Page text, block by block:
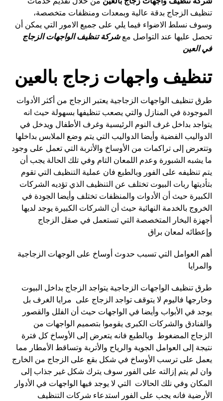
تنظيف الزجاج بدقة عالية وبمعدات ومنظفات متخصصة،
وسوف نسلط الاضواء فيما يلي على جميع الامور التي يمكن أن
تحصل عليها عند التواصل معشركة تنظيف الواجهات الزجاج
في العين
تنظيف واجهات زجاج بالعين
طرق تنظيف الواجهات الزجاجية يعتبر الزجاج من أكثر الأدوات
الموجودة في المنازل والتي يصعب تنظيفها بسهولة حيث انه
يتواجد بداخل غرف النوم الرئيسية وغرف الأطفال ويدخل في
الدواليب الفضية وأيضا الدواليب التي يتم وضع الملابس بداخلها
وتتعرض إلى تراكمات من الأوساخ والأتربة التي تعمل على وجود
ما يشبه الشبورة وعدم اللمعان التام وفي تلك الحالة يجب أن
يتم تنظيفه على الفور وبالطبع فان عملية التنظيف التي تقوم
بتأديتها ربات البيوت تختلف عن التنظيف الذي تؤديه الشركات
الكبيرة حيث أن الأدوات والمنظفات تختلف وأيضا الجودة في
الخروج بالخدمة النهائية حيث أن الشركات الكبيرة يوجد لديها
أجهزة البخار المتخصصة التي تستعمل في صقل الزجاج
وإعطائه لمعان براق
أهم العوامل التي تسبب حدوث أوساخ على الوجهات الزجاجية
والمرايا
طرق تنظيف الواجهات الزجاجية يتواجد الزجاج بداخل البيوت
وخارجها فاليوم لا يتوقف تواجد الزجاج على مرايا الغرف بل
يوجد في الأبواب وأيضا في الواجهات حيث أن الفلل والقصور
والفنادق والشركات الكبرى يقوموا بتصميم الواجهات من
الزجاج المضغوط وبالطبع فانه يتعرض إلى الأوساخ كل فترة
نتيجة إلى العوامل الجوية والرياح والأتربة وتساقط الأمطار مما
يعمل على ترسب الأوساخ في شكل بقع على الزجاج من الخارج
وان لم يتم إزالته على الفور سوف يترك شكل غير جذاب إلى
المكان وفي نلك الحالات التي لا يوجد فيها الواجهات في الأدوار
الأرضية فانه يجب على الفور استدعاء شركات التنظيف